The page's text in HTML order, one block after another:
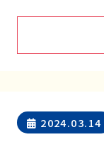
2024.03.14